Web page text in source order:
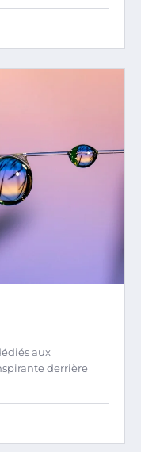
aux
derrière